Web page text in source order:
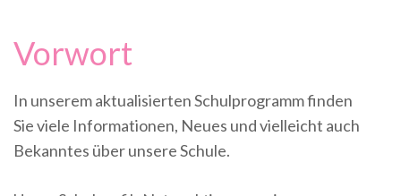
Vorwort
In unserem aktualisierten Schulprogramm finden
Sie viele Informationen, Neues und vielleicht auch
Bekanntes über unsere Schule.